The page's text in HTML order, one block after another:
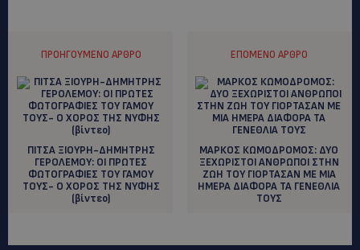
ΠΡΟΗΓΟΎΜΕΝΟ ΆΡΘΡΟ
ΠΙΤΣΑ ΞΙΟΥΡΗ-ΔΗΜΗΤΡΗΣ
ΓΕΡΟΛΕΜΟΥ: ΟΙ ΠΡΩΤΕΣ
ΦΩΤΟΓΡΑΦΙΕΣ ΤΟΥ ΓΑΜΟΥ
ΤΟΥΣ- Ο ΧΟΡΟΣ ΤΗΣ ΝΥΦΗΣ
(βίντεο)
ΕΠΌΜΕΝΟ ΆΡΘΡΟ
ΜΑΡΚΟΣ ΚΩΜΟΔΡΟΜΟΣ: ΔΥΟ
ΞΕΧΩΡΙΣΤΟΙ ΑΝΘΡΩΠΟΙ ΣΤΗΝ
ΖΩΗ ΤΟΥ ΓΙΟΡΤΑΣΑΝ ΜΕ ΜΙΑ
ΗΜΕΡΑ ΔΙΑΦΟΡΑ ΤΑ ΓΕΝΕΘΛΙΑ
ΤΟΥΣ